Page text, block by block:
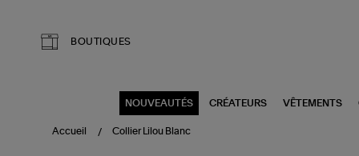
BOUTIQUES
NOUVEAUTÉS CRÉATEURS VÊTEMENTS
Accueil Collier Lilou Blanc